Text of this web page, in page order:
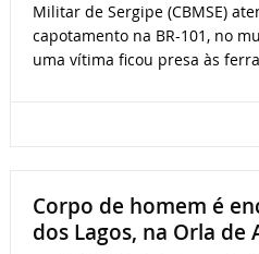
Militar de Sergipe (CBMSE)
capotamento na BR-101, no
uma vítima ficou presa às
Corpo de homem é
dos Lagos, na Orla de